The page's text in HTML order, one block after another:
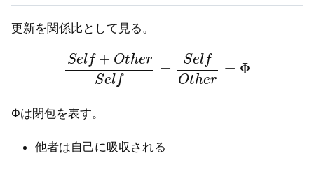
更新を関係比として見る。
elf+Ot herSel elfOt
Φは閉包を表す。
他者は自己に吸収される